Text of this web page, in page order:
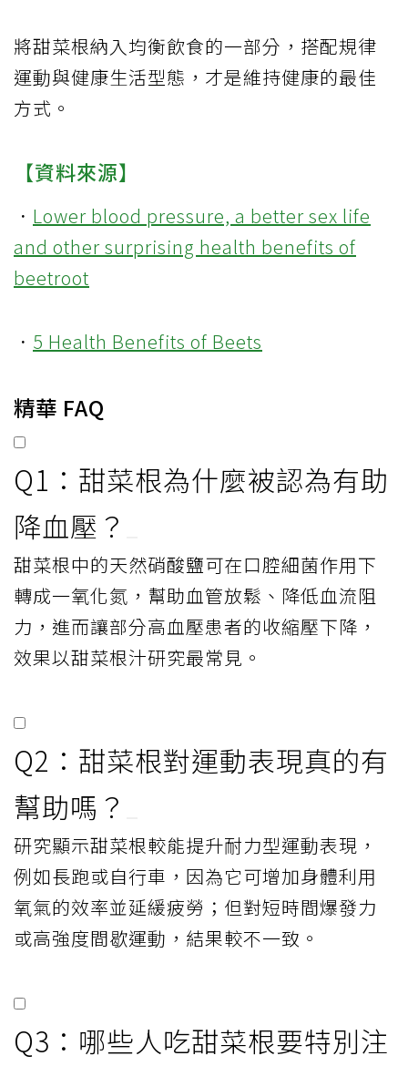
將甜菜根納入均衡飲食的一部分，搭配規律
運動與健康生活型態，才是維持健康的最佳
方式。
【資料來源】
． Lower blood pressure, a better sex life
and other surprising health benefits of
beetroot
． 5 Health Benefits of Beets
精華 FAQ
Q1：甜菜根為什麼被認為有助
降血壓？
甜菜根中的天然硝酸鹽可在口腔細菌作用下
轉成一氧化氮，幫助血管放鬆、降低血流阻
力，進而讓部分高血壓患者的收縮壓下降，
效果以甜菜根汁研究最常見。
Q2：甜菜根對運動表現真的有
幫助嗎？
研究顯示甜菜根較能提升耐力型運動表現，
例如長跑或自行車，因為它可增加身體利用
氧氣的效率並延緩疲勞；但對短時間爆發力
或高強度間歇運動，結果較不一致。
Q3：哪些人吃甜菜根要特別注